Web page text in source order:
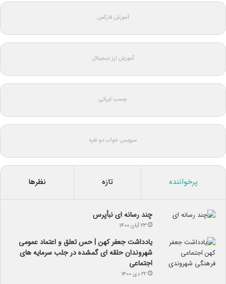
آموزش فارکس
آموزش ارز دیجیتال
چسب ایرانی
سرویس خواب دو نفره
پرخواننده تازه نظرها
چند رسانه ای نبأپرس
۲۳ آبان ۱۴۰۰
یادداشت جعفر کهن | حس تعلق و اعتماد عمومی
شهروندان حلقه ای گمشده در جلب سرمایه های
اجتماعی
۲۲ دی ۱۴۰۰